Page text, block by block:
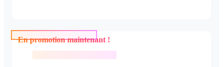
En promotion maintenant !